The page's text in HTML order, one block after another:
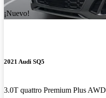
¡Nuevo!
2021 Audi SQ5
3.0T quattro Premium Plus AWD